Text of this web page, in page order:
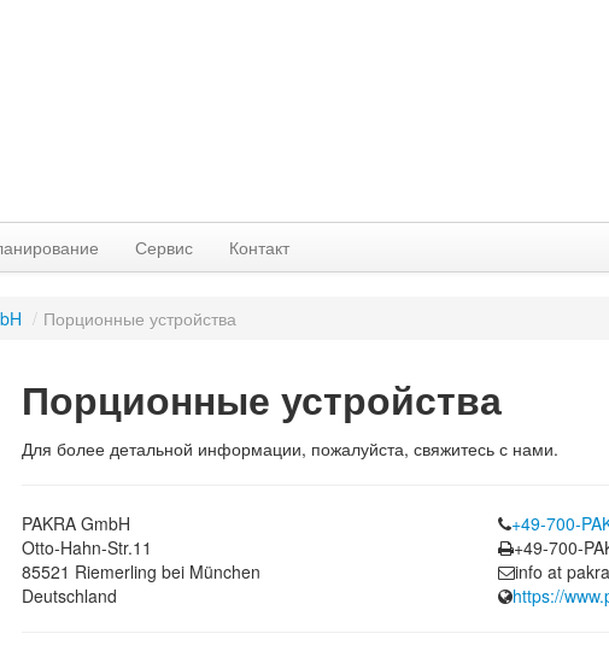
Сервис Контакт
/ Порционные устройства
Порционные устройства
Для более детальной информации, пожалуйста, свяжитесь с нами.
PAKRA GmbH
Otto-Hahn-Str.11
85521 Riemerling bei München
Deutschland
+49-700-
+49-700-
info at
https://